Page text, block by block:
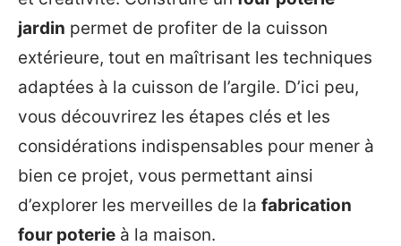
jardin permet de profiter de la cuisson
extérieure, tout en maîtrisant les techniques
adaptées à la cuisson de l’argile. D’ici peu,
vous découvrirez les étapes clés et les
considérations indispensables pour mener à
bien ce projet, vous permettant ainsi
d’explorer les merveilles de la fabrication
four poterie à la maison.